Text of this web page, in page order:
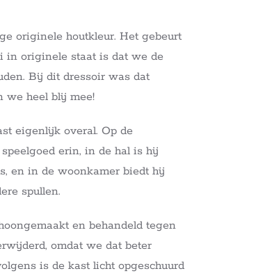
originele houtkleur. Het gebeurt
in originele staat is dat we de
Bij dit dressoir was dat
we heel blij mee!
eigenlijk overal. Op de
erin, in de hal is hij
en in de woonkamer biedt hij
spullen.
en behandeld tegen
omdat we dat beter
is de kast licht opgeschuurd